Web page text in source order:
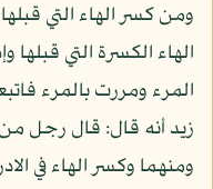
ومن كسر الهاء التي
الهاء الكسرة التي قبلها
المرء ومررت بالمرء
زيد أنه قال: قال رجل
ومنهما وكسر الهاء في